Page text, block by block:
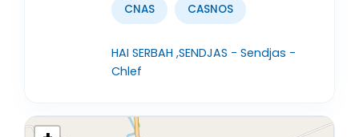
CNAS CASNOS
HAI SERBAH ,SENDJAS - Sendjas -
Chlef